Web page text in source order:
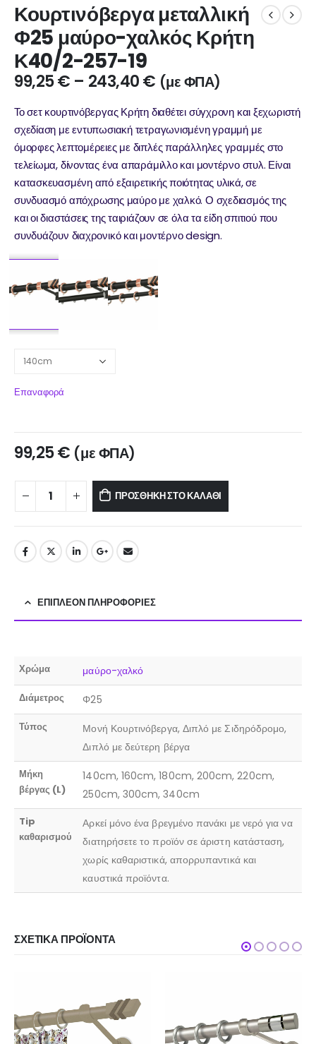
Κουρτινόβεργα μεταλλική
Φ25 μαύρο-χαλκός Κρήτη
Κ40/2-257-19
99,25€ – 243,40€ (με ΦΠΑ)
Το σετ κουρτινόβεργας Κρήτη διαθέτει σύγχρονη και ξεχωριστή
σχεδίαση με εντυπωσιακή τετραγωνισμένη γραμμή με
όμορφες λεπτομέρειες με διπλές παράλληλες γραμμές στο
τελείωμα, δίνοντας ένα απαράμιλλο και μοντέρνο στυλ. Είναι
κατασκευασμένη από εξαιρετικής ποιότητας υλικά, σε
συνδυασμό απόχρωσης μαύρο με χαλκό. Ο σχεδιασμός της
και οι διαστάσεις της ταιριάζουν σε όλα τα είδη σπιτιού που
συνδυάζουν διαχρονικό και μοντέρνο design.
Επαναφορά
99,25€ (με ΦΠΑ)
ΠΡΟΣΘΉΚΗ ΣΤΟ ΚΑΛΆΘΙ
ΕΠΙΠΛΈΟΝ ΠΛΗΡΟΦΟΡΊΕΣ
Χρώμα μαύρο-χαλκό
Διάμετρος Φ25
Τύπος
Μονή Κουρτινόβεργα, Διπλό με Σιδηρόδρομο,
Διπλό με δεύτερη βέργα
Μήκη
βέργας (L)
140cm, 160cm, 180cm, 200cm, 220cm,
250cm, 300cm, 340cm
Tip
καθαρισμού
Αρκεί μόνο ένα βρεγμένο πανάκι με νερό για να
διατηρήσετε το προϊόν σε άριστη κατάσταση,
χωρίς καθαριστικά, απορρυπαντικά και
καυστικά προϊόντα.
ΣΧΕΤΙΚΆ ΠΡΟΪΌΝΤΑ